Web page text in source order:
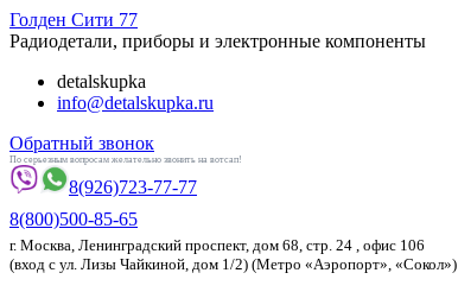
Голден Сити 77
Радиодетали, приборы и электронные компоненты
detalskupka
info@detalskupka.ru
Обратный звонок
По серьезным вопросам желательно звонить на вотсап!
8(926)723-77-77
8(800)500-85-65
г. Москва, Ленинградский проспект, дом 68, стр. 24 , офис 106
(вход с ул. Лизы Чайкиной, дом 1/2) (Метро «Аэропорт», «Сокол»)